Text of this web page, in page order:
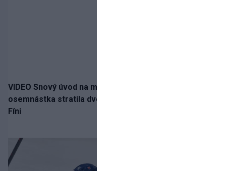
VIDEO Snový úvod na medailu nestačil: Slovenská
osemnástka stratila dvojgólový náskok a bronz berú
Fíni